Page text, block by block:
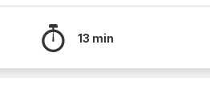
13 min